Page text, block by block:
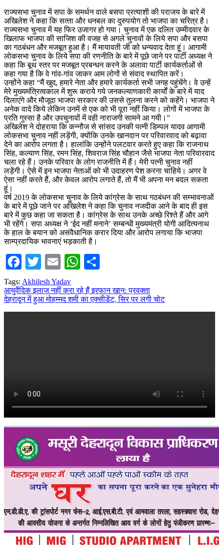
राज्‍यसभा चुनाव में सपा के समर्थन वाले बसपा प्रत्‍याशी की पराजय के बारे में
अखिलेश ने कहा कि सत्‍ता और धनबल का दुरुपयोग तो भाजपा का चरित्र है।
राज्‍यसभा चुनाव में यह फिर उजागर हो गया। चुनाव में एक दलित उम्‍मीदवार के
खिलाफ भाजपा की साजिश की वजह से अगले चुनावों के लिये सपा और बसपा
का गठबंधन और मजबूत हुआ है। मैं मायावती जी को धन्‍यवाद देता हूं। आगामी
लोकसभा चुनाव के लिये सपा की रणनीति के बारे में पूछे जाने पर पार्टी अध्‍यक्ष ने
कहा कि बूथ स्‍तर पर मजबूत प्रबन्‍धन करने के अलावा पार्टी कार्यकर्ताओं से
कहा गया है कि वे गांव-गांव जाकर आम लोगों से संवाद स्‍थापित करें।
उन्‍होंने कहा “मैं खुद, हमारे नेता और हमारे कार्यकर्ता सभी जगह पहुंचेंगे। वे उन्‍हें
मेरे मुख्‍यमंत्रित्‍वकाल में शुरू कराये गये जनकल्‍याणकारी कार्यों के बारे में याद
दिलाएंगे और मौजूदा भाजपा सरकार की उससे तुलना करने को कहेंगे। भाजपा ने
अनेक वादे किये लेकिन उनमें से एक को भी पूरा नहीं किया। लोगों में भाजपा के
प्रति गुस्‍सा है और उपचुनावों में वही नाराजगी सामने आ गयी।”
अखिलेश ने दोहराया कि कन्‍नौज से सांसद उनकी पत्‍नी डिम्‍पल यादव आगामी
लोकसभा चुनाव नहीं लड़ेंगी, क्‍योंकि उनके खानदान पर परिवारवाद को बढ़ावा
देने का आरोप लगता है। हालांकि उन्‍होंने पलटवार करते हुए कहा कि राजनाथ
सिंह, कल्‍याण सिंह, रमन सिंह, शिवराज सिंह चौहान जैसे भाजपा नेता परिवारवाद
चला रहे हैं। उनके परिवार के लोग राजनीति में हैं। मेरी पत्‍नी चुनाव नहीं
लड़ेंगी। ऐसे में इन भाजपा नेताओं को भी उदाहरण पेश करना चाहिये। अगर वे
ऐसा नहीं करते हैं, और केवल आरोप लगाते हैं, तो मैं भी अपना मन बदल सकता
हूं।
वर्ष 2019 के लोकसभा चुनाव के लिये कांग्रेस के साथ गठबंधन की सम्‍भावनाओं
के बारे में पूछे जाने पर अखिलेश ने कहा कि चुनाव नजदीक आने के बाद ही इस
बारे में कुछ कहा जा सकता है। कांग्रेस के साथ उनके अच्‍छे रिश्‍ते हैं और आगे
भी रहेंगे। सपा अध्‍यक्ष ने ‘ईद नहीं मनाने’ सम्‍बन्‍धी मुख्‍यमंत्री योगी आदित्‍यनाथ
के हाल के बयान को असंवैधानिक करार दिया और आरोप लगाया कि भाजपा
साम्‍प्रदायिक भावनाएं भड़काती है।
Facebook
TwitterEmailWhatsApp
Tags: Akhilesh Yadav
Post
navigation
आयुर्वेदिक इलाज नहीं करा रहे हैं इरफान खान: प्रवक्ता
देहरादून में हुआ मोहम्मद शमी का एक्सीडेंट, सिर पर लगी चोट